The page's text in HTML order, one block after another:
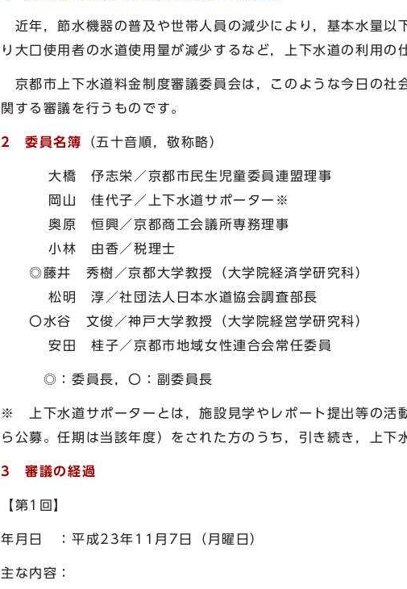
近年，節水機器の普及や世帯人員の減少により，基本水量以
り大口使用者の水道使用量が減少するなど，上下水道の利用の
京都市上下水道料金制度審議委員会は，このような今日の社
関する審議を行うものです。
2 委員名簿 （五十音順，敬称略）
大橋 伃志栄／京都市民生児童委員連盟理事
岡山 佳代子／上下水道サポーター※
奥原 恒興／京都商工会議所専務理事
小林 由香／税理士
◎藤井 秀樹／京都大学教授（大学院経済学研究科）
松明 淳／社団法人日本水道協会調査部長
〇水谷 文俊／神戸大学教授（大学院経営学研究科）
安田 桂子／京都市地域女性連合会常任委員
◎：委員長，〇：副委員長
※ 上下水道サポーターとは，施設見学やレポート提出等の活
ら公募。任期は当該年度）をされた方のうち，引き続き，上下
3 審議の経過
【第1回】
年月日 ：平成23年11月7日（月曜日）
主な内容：